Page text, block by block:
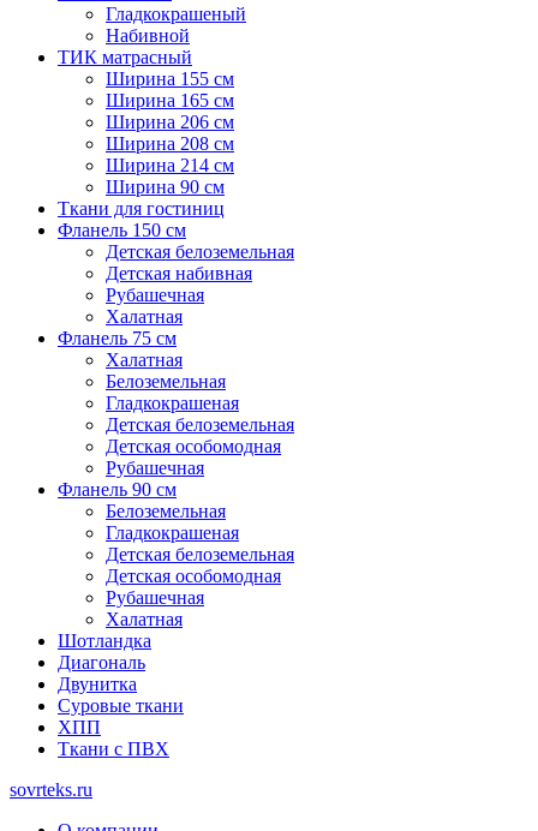
Гладкокрашеный
Набивной
ТИК матрасный
Ширина 155 см
Ширина 165 см
Ширина 206 см
Ширина 208 см
Ширина 214 см
Ширина 90 см
Ткани для гостиниц
Фланель 150 см
Детская белоземельная
Детская набивная
Рубашечная
Халатная
Фланель 75 см
Халатная
Белоземельная
Гладкокрашеная
Детская белоземельная
Детская особомодная
Рубашечная
Фланель 90 см
Белоземельная
Гладкокрашеная
Детская белоземельная
Детская особомодная
Рубашечная
Халатная
Шотландка
Диагональ
Двунитка
Суровые ткани
ХПП
Ткани с ПВХ
sovrteks.ru